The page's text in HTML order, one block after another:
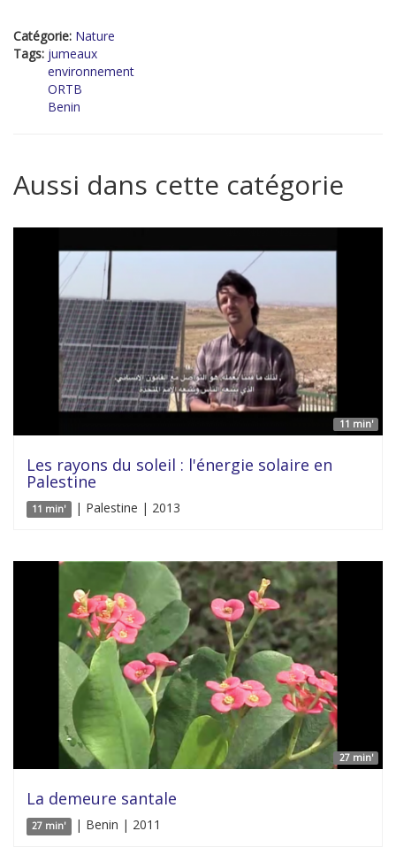
Catégorie: Nature
Tags: jumeaux
environnement
ORTB
Benin
Aussi dans cette catégorie
11 min'
Les rayons du soleil : l'énergie solaire en
Palestine
11 min' | Palestine | 2013
27 min'
La demeure santale
27 min' | Benin | 2011